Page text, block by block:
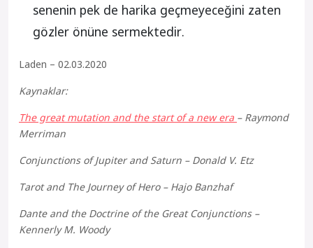
senenin pek de harika geçmeyeceğini zaten
gözler önüne sermektedir.
Laden – 02.03.2020
Kaynaklar:
The great mutation and the start of a new era – Raymond
Merriman
Conjunctions of Jupiter and Saturn – Donald V. Etz
Tarot and The Journey of Hero – Hajo Banzhaf
Dante and the Doctrine of the Great Conjunctions –
Kennerly M. Woody